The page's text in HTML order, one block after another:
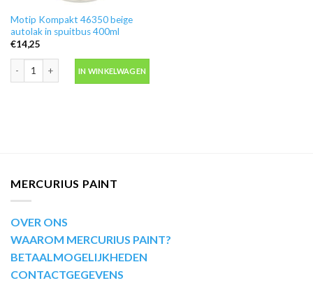
Motip Kompakt 46350 beige
autolak in spuitbus 400ml
€14,25
IN WINKELWAGEN
MERCURIUS PAINT
OVER ONS
WAAROM MERCURIUS PAINT?
BETAALMOGELIJKHEDEN
CONTACTGEGEVENS